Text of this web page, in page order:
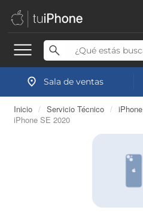
Sala de ventas
Inicio / Servicio Técnico / iPhone
iPhone SE 2020